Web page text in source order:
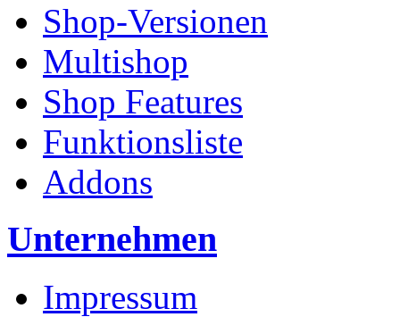
Shop-Versionen
Multishop
Shop Features
Funktionsliste
Addons
Unternehmen
Impressum